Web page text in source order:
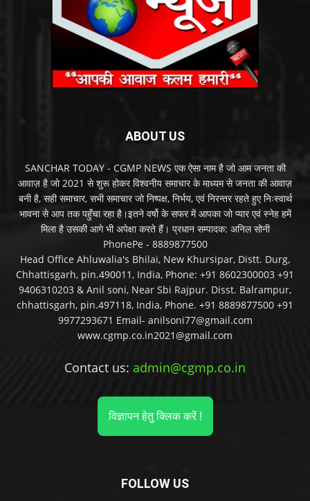
ABOUT US
SANCHAR TODAY - CGMP NEWS एक ऐसा नाम है जो आम जनता की
आवाज़ है जो 2021 से शुरू होकर विश्वनीय समाचार के माध्यम से जनता की आवाज़
बनी है, सही समाचार, सभी समाचार जो निष्पक्ष, निर्भय, एवं निरन्तर रहते हुए निःस्वार्थ
भावना से आप तक पहुँचा रहा है।इतने वर्षो के सफर में आपका जो प्यार एवं स्नेह हमें
मिला है उसकी आगे भी अपेक्षा करते हैं। प्रधान सम्पादक: अनिल सोनी
PhonePe - 8889877500
Head Office Ahluwalia's Bhilai, New Khursipar, Distt. Durg,
Chhattisgarh, pin.490011, India, Phone: +91 8602300003 +91
9406310203 & Anil soni, Near Sbi Rajpur. Disst. Balrampur,
chhattisgarh, pin.497118, India, Phone. +91 8889877500 +91
9977293671 Email- anilsoni77@gmail.com
www.cgmp.co.in2021@gmail.com
Contact us: admin@cgmp.co.in
विज्ञापन हेतु क्लिक करें !
FOLLOW US